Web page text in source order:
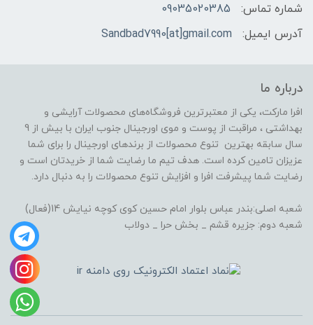
شماره تماس:
09035020385
آدرس ایمیل:
Sandbad7990[at]gmail.com
درباره ما
افرا مارکت، یکی از معتبرترین فروشگاه‌های محصولات آرایشی و
بهداشتی ، مراقبت از پوست و موی اورجینال جنوب ایران با بیش از 9
سال سابقه بهترین تنوع محصولات از برندهای اورجینال را برای شما
عزیزان تامین کرده است. هدف تیم ما رضایت شما از خریدتان است و
رضایت شما پیشرفت افرا و افزایش تنوع محصولات را به دنبال دارد.
شعبه اصلی:بندر عباس بلوار امام حسین کوی کوچه نیایش 14(فعال)
شعبه دوم: جزیره قشم _ بخش حرا _ دولاب